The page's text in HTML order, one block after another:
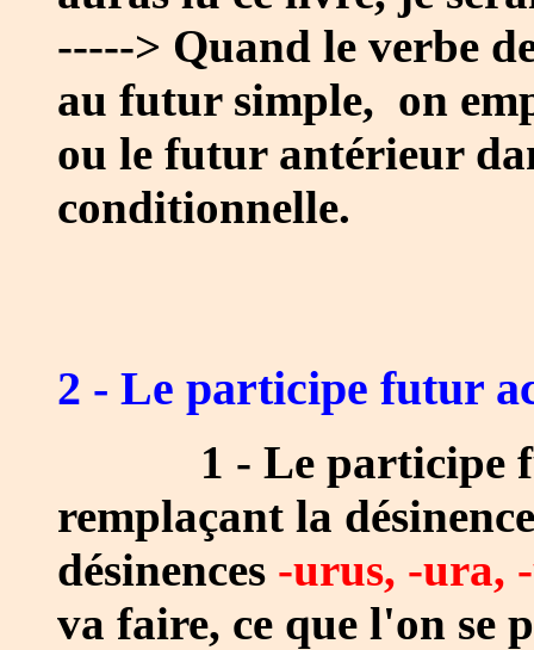
-----> Quand le verbe
au futur simple, on
ou le futur antérieur
conditionnelle.
2 - Le participe futur
1 - Le participe
remplaçant la
désinences -urus, -ura,
va faire, ce que l'on se